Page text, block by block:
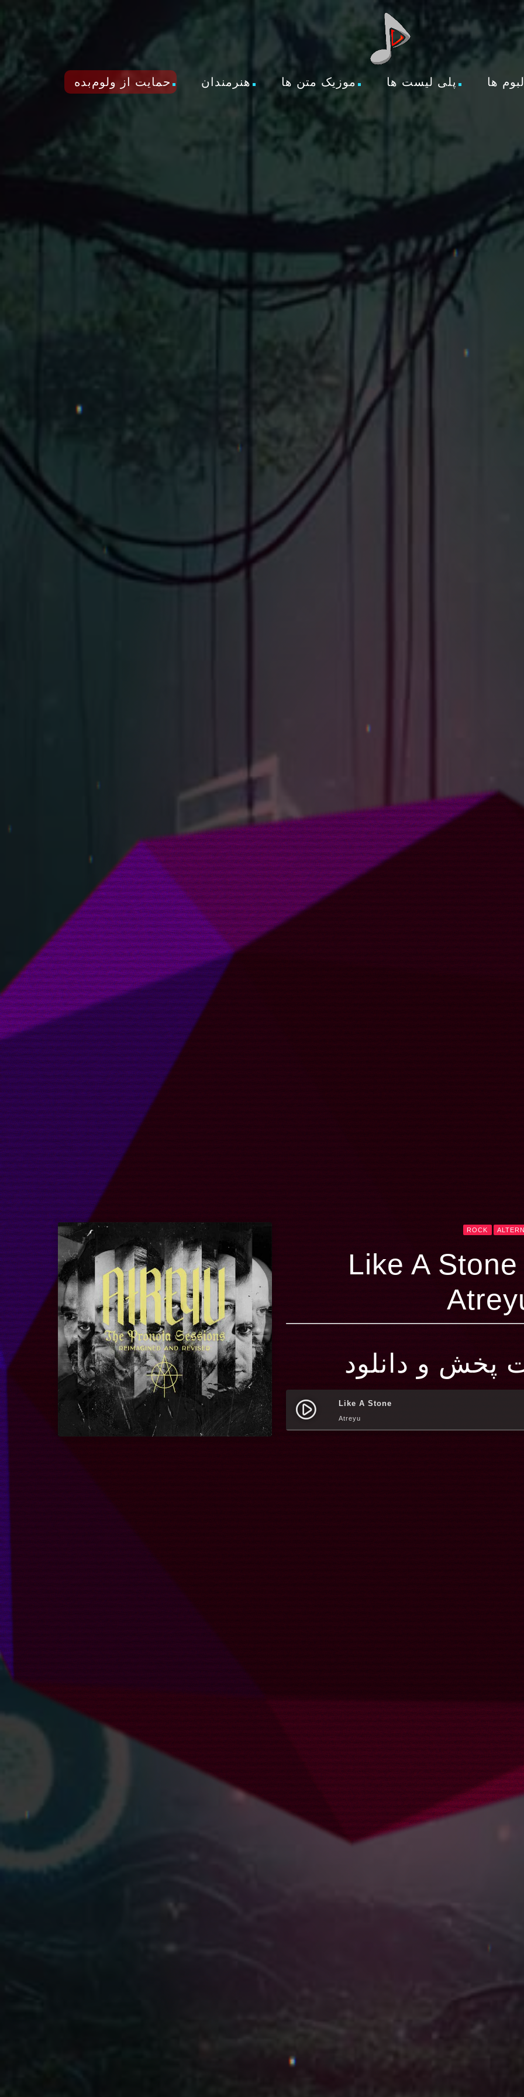
آلبوم ها پلی لیست ها موزیک متن ها هنرمندان حمایت از ولوم‌بده
ROCK
پخش و دانلود
play_circle_filled Like A Stone
Atreyu